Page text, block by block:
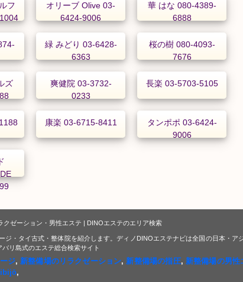
フ
オリーブ Olive 03-
6424-9006
華 はな 080-4389-
6888
緑 みどり 03-6428-
6363
桜の樹 080-4093-
7676
ズ
爽健院 03-3732-
0233
長楽 03-5703-5105
康楽 03-6715-8411
タンポポ 03-6424-
9006
ゼーション・男性エステ | DINOエステのエリア検索
・タイ古式・整体院を紹介します。ディノDINOエステナビは全国の日本・ア
リ島式のエステ総合検索サイト
ジ,新整備場のリラクゼーション,新整備場の指圧, 新整備場の男性
,